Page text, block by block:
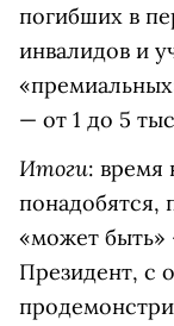
погибших в
инвалидов и
— от 1 до 5
Итоги: время
понадобятся,
«может быть»
Президент, с